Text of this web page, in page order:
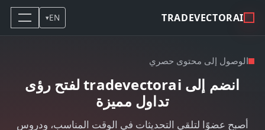
TRADEVECTORAI
EN
▾
الوصول إلى محتوى حصري
انضم إلى tradevectorai لفتح رؤى
تداول مميزة
أصبح عضوًا لتلقي التحديثات في الوقت المناسب، ودروس